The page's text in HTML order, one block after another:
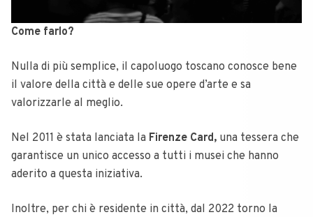
Come farlo?
Nulla di più semplice, il capoluogo toscano conosce bene
il valore della città e delle sue opere d’arte e sa
valorizzarle al meglio.
Nel 2011 è stata lanciata la Firenze Card, una tessera che
garantisce un unico accesso a tutti i musei che hanno
aderito a questa iniziativa.
Inoltre, per chi è residente in città, dal 2022 torno la